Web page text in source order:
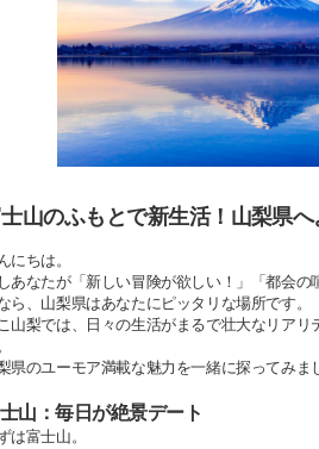
山のふもとで新生活！山梨県へ
にちは。
あなたが「新しい冒険が欲しい！」「都会
ら、山梨県はあなたにピッタリな場所です。
山梨では、日々の生活がまるで壮大なリア
県のユーモア満載な魅力を一緒に探ってみま
山：毎日が絶景デート
は富士山。